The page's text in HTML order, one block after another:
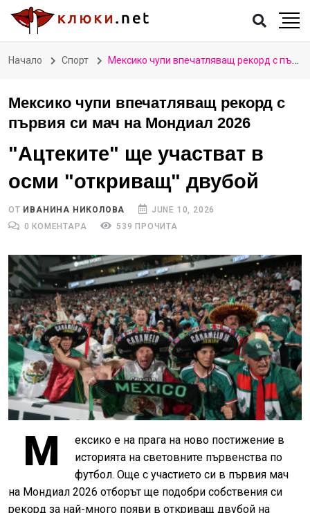
Начало Спорт Мексико чупи впечатляващ рекорд с първия си мач на Мондиал 2026
Мексико чупи впечатляващ рекорд с
първия си мач на Мондиал 2026
"Ацтеките" ще участват в
осми "откриващ" двубой
ОТ ИВАНИНА НИКОЛОВА
JUNE 10, 2026
0 КОМЕНТАРА
539 ПРОЧИТА
М
ексико е на прага на ново постижение в
историята на световните първенства по
футбол. Още с участието си в първия мач
на Мондиал 2026 отборът ще подобри собствения си
рекорд за най-много появи в откриващ двубой на